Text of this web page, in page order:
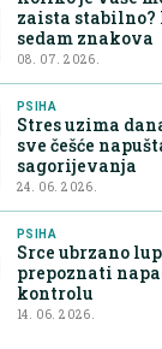
zaista
sedam znakova
08. 07. 2026.
PSIHA
Stres uzima
sve češće
sagorijevanja
24. 06. 2026.
PSIHA
Srce ubrzano
prepoznati
kontrolu
14. 06. 2026.